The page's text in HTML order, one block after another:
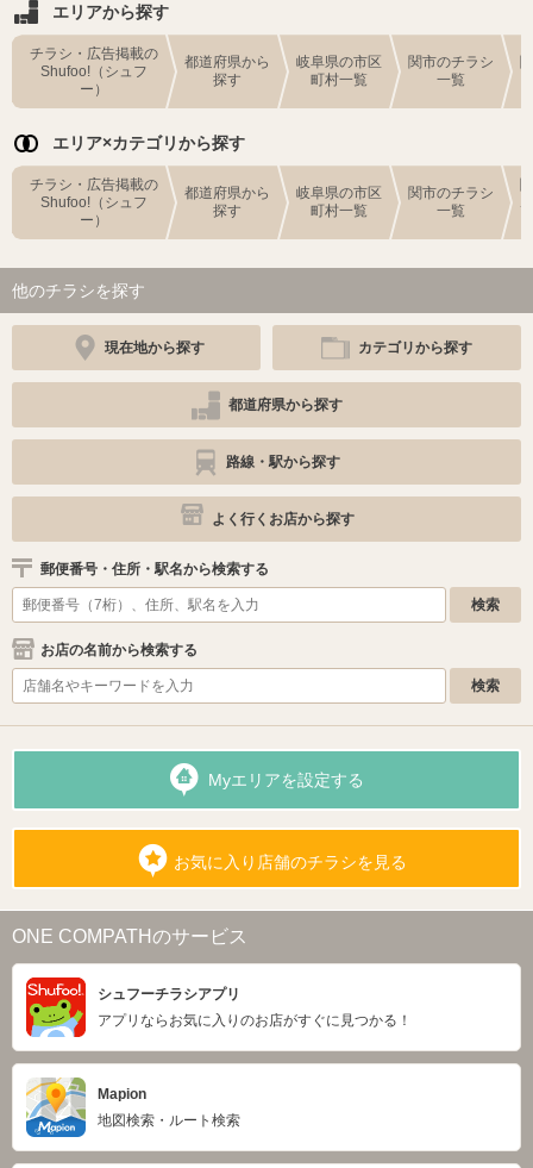
エリアから探す
チラシ・広告掲載の
Shufoo!（シュフ
ー）
都道府県から
探す
岐阜県の市区
町村一覧
関市のチラシ
一覧
エリア×カテゴリから探す
チラシ・広告掲載の
Shufoo!（シュフ
ー）
都道府県から
探す
岐阜県の市区
町村一覧
関市のチラシ
一覧
他のチラシを探す
現在地から探す カテゴリから探す
都道府県から探す
路線・駅から探す
よく行くお店から探す
郵便番号・住所・駅名から検索する
お店の名前から検索する
Myエリアを設定する
お気に入り店舗のチラシを見る
ONE COMPATHのサービス
シュフーチラシアプリ
アプリならお気に入りのお店がすぐに見つかる！
Mapion
地図検索・ルート検索